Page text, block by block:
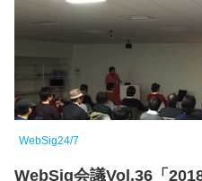
WebSig24/7
WebSig会議Vol.36「